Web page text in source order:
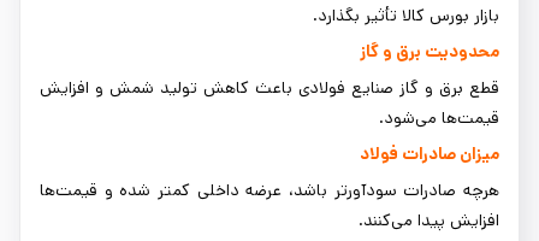
بازار بورس کالا تأثیر بگذارد.
محدودیت برق و گاز
قطع برق و گاز صنایع فولادی باعث کاهش تولید شمش و افزایش
قیمت‌ها می‌شود.
میزان صادرات فولاد
هرچه صادرات سودآورتر باشد، عرضه داخلی کمتر شده و قیمت‌ها
افزایش پیدا می‌کنند.